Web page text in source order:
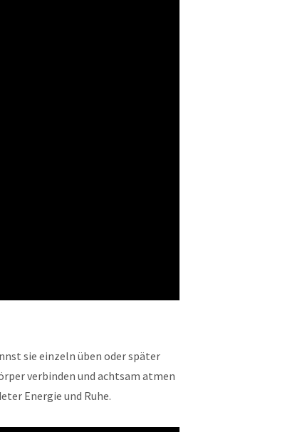
sie einzeln üben oder später
verbinden und achtsam atmen
Energie und Ruhe.